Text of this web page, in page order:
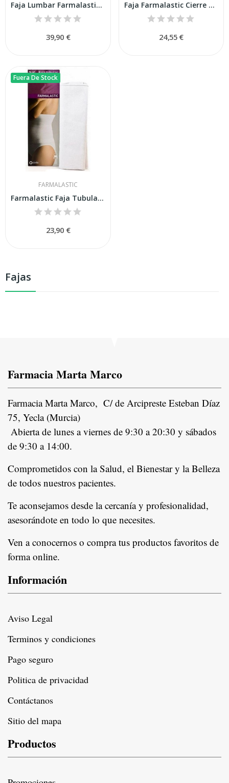
Fajas
Faja Lumbar Farmalastic D.refuer T1
39,90 €
Faja Farmalastic Cierre Velcro Algodon T.3 Blanc
24,55 €
Fuera De Stock
FARMALASTIC
Farmalastic Faja Tubular Algodón Blanca T-3
23,90 €
Farmacia Marta Marco
Farmacia Marta Marco, C/ de Arcipreste Esteban Díaz
75, Yecla (Murcia)
Abierta de lunes a viernes de 9:30 a 20:30 y sábados
de 9:30 a 14:00.
Comprometidos con la Salud, el Bienestar y la Belleza
de todos nuestros pacientes.
Te aconsejamos desde la cercanía y profesionalidad,
asesorándote en todo lo que necesites.
Ven a conocernos o compra tus productos favoritos de
forma online.
Información
Aviso Legal
Terminos y condiciones
Pago seguro
Politica de privacidad
Contáctanos
Sitio del mapa
Productos